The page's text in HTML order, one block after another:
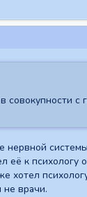
совокупности с
к психологу
врачи.